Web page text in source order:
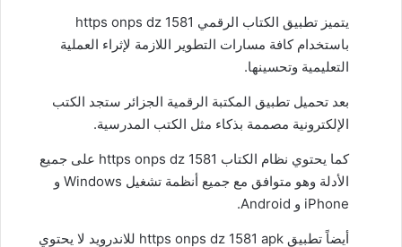
يتميز تطبيق الكتاب الرقمي https onps dz 1581
باستخدام كافة مسارات التطوير اللازمة لإثراء العملية
التعليمية وتحسينها.
بعد تحميل تطبيق المكتبة الرقمية الجزائر ستجد الكتب
الإلكترونية مصممة بذكاء مثل الكتب المدرسية.
كما يحتوي نظام الكتاب https onps dz 1581 على جميع
الأدلة وهو متوافق مع جميع أنظمة تشغيل Windows و
iPhone و Android.
أيضاً تطبيق https onps dz 1581 apk للاندرويد لا يحتوي